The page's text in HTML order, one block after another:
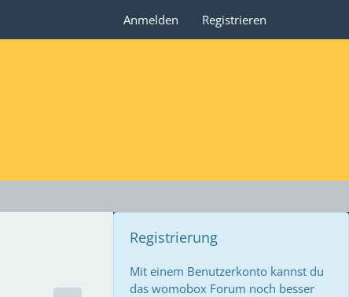
Anmelden Registrieren
Registrierung
Mit einem Benutzerkonto kannst du
das womobox Forum noch besser